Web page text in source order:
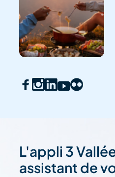
L'appli 3
assistant de